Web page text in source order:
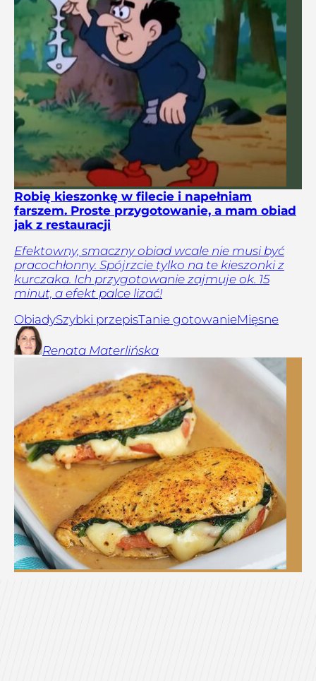
Robię kieszonkę w filecie i napełniam
farszem. Proste przygotowanie, a mam obiad
jak z restauracji
Efektowny, smaczny obiad wcale nie musi być
pracochłonny. Spójrzcie tylko na te kieszonki z
kurczaka. Ich przygotowanie zajmuje ok. 15
minut, a efekt palce lizać!
ObiadySzybki przepisTanie gotowanieMięsne
Renata Materlińska